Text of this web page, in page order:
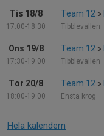
Tis 18/8
17:00-18:30
Team 12 »
Tibblevallen
Ons 19/8
17:30-19:00
Team 12 »
Tibblevallen
Tor 20/8
18:00-19:00
Team 12 »
Ensta krog
Hela kalendern